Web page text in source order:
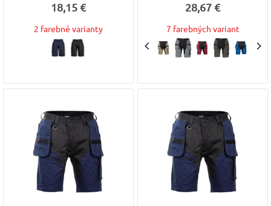
18,15 €
2 farebné varianty
28,67 €
7 farebných variant